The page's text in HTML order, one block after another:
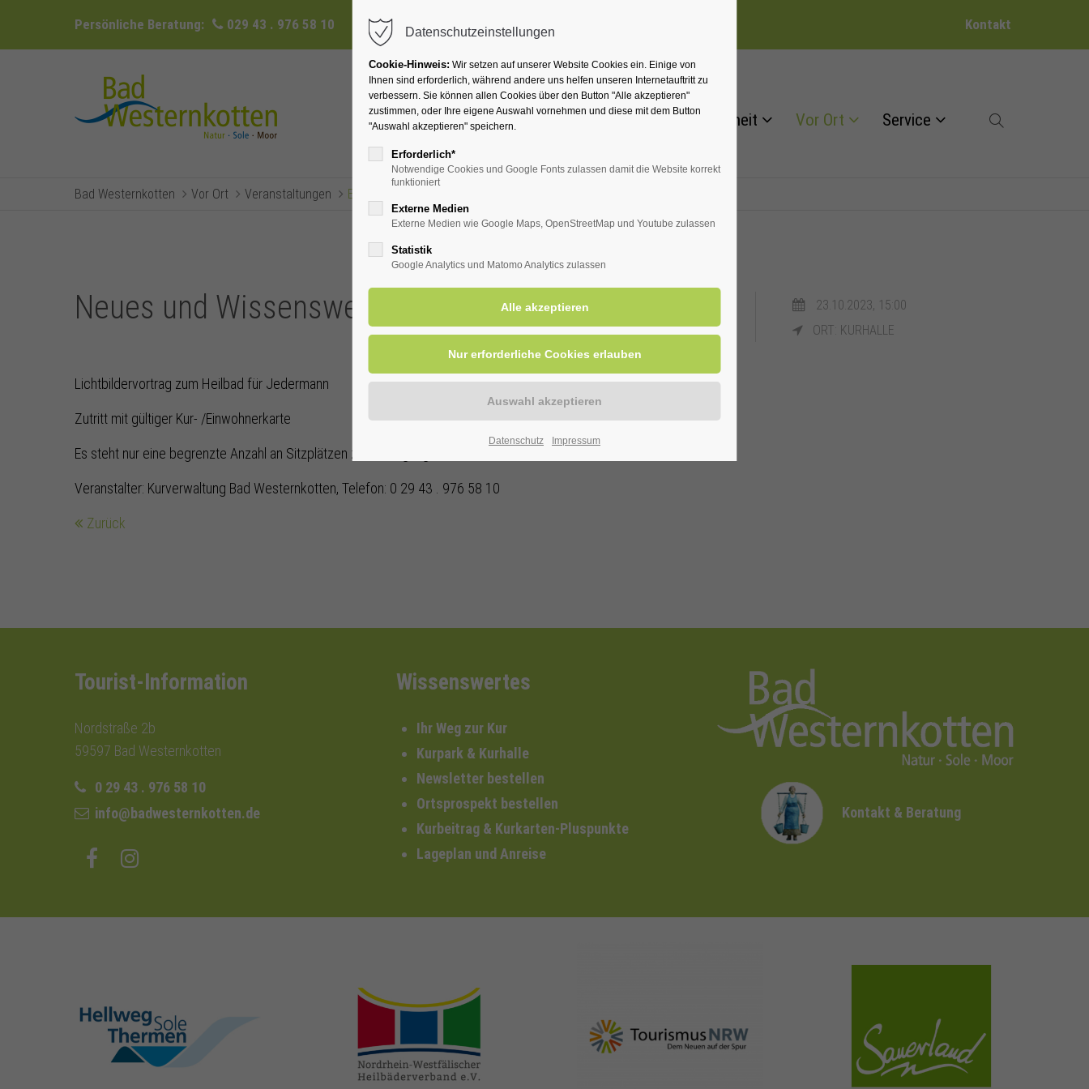
Persönliche Beratung: 029 43 . 976 58 10 info@badwesternkotten.de Kontakt
Ihr Heilbad Übernachten Für Ihre Gesundheit Vor Ort Service
Bad Westernkotten Vor Ort Veranstaltungen Eventsreader (Timeline)
Neues und Wissenswertes über Bad Westernkotten
23.10.2023, 15:00
ORT: KURHALLE
Lichtbildervortrag zum Heilbad für Jedermann
Zutritt mit gültiger Kur- /Einwohnerkarte
Es steht nur eine begrenzte Anzahl an Sitzplätzen zur Verfügung!
Veranstalter: Kurverwaltung Bad Westernkotten, Telefon: 0 29 43 . 976 58 10
Zurück
Tourist-Information
Nordstraße 2b
59597 Bad Westernkotten
0 29 43 . 976 58 10
info@badwesternkotten.de
Wissenswertes
Ihr Weg zur Kur
Kurpark & Kurhalle
Newsletter bestellen
Ortsprospekt bestellen
Kurbeitrag & Kurkarten-Pluspunkte
Lageplan und Anreise
Kontakt & Beratung
hellweg-sole-
thermen.de
heilbaeder.de
nrw-tourismus.de sauerland.com
Datenschutzeinstellungen
Cookie-Hinweis: Wir setzen auf unserer Website Cookies ein. Einige von
Ihnen sind erforderlich, während andere uns helfen unseren Internetauftritt zu
verbessern. Sie können allen Cookies über den Button "Alle akzeptieren"
zustimmen, oder Ihre eigene Auswahl vornehmen und diese mit dem Button
"Auswahl akzeptieren" speichern.
Erforderlich*
Notwendige Cookies und Google Fonts zulassen damit die Website korrekt
funktioniert
Externe Medien
Externe Medien wie Google Maps, OpenStreetMap und Youtube zulassen
Statistik
Google Analytics und Matomo Analytics zulassen
Datenschutz Impressum